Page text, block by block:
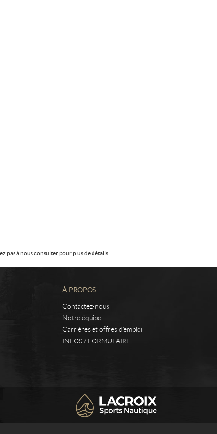
pas à nous consulter pour plus de détails.
À PROPOS
Contactez-nous
Notre équipe
Carrières et offres d’emploi
INFOS / FORMULAIRE